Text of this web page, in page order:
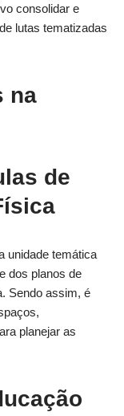
consolidar e
lutas tematizadas
na
de
unidade temática
dos planos de
Sendo assim, é
planejar as